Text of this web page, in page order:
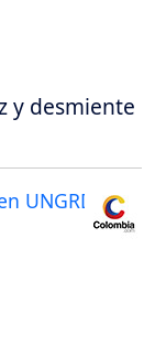
y desmiente